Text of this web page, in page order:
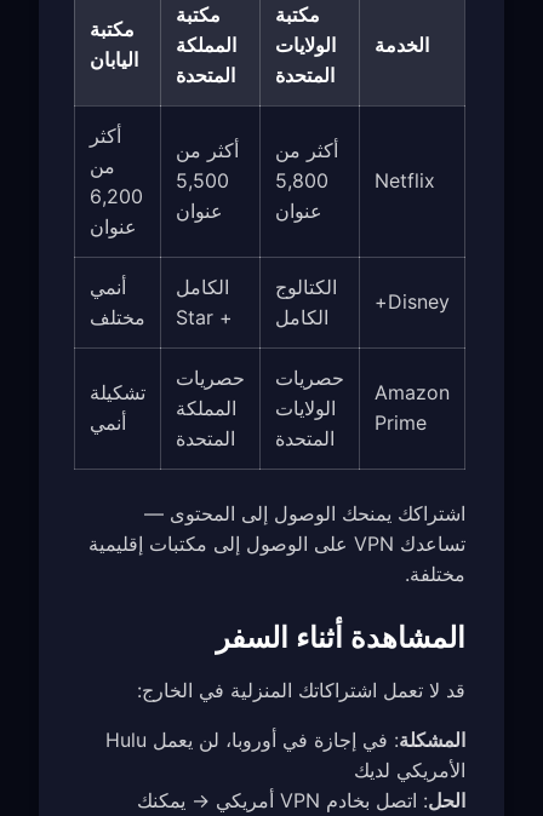
الخدمة
مكتبة
الولايات
المتحدة
مكتبة
المملكة
المتحدة
مكتبة
اليابان
Netflix
أكثر من
5,800
عنوان
أكثر من
5,500
عنوان
أكثر
من
6,200
عنوان
Disney+
الكتالوج
الكامل
الكامل
+ Star
أنمي
مختلف
Amazon
Prime
حصريات
الولايات
المتحدة
حصريات
المملكة
المتحدة
تشكيلة
أنمي
اشتراكك يمنحك الوصول إلى المحتوى —
تساعدك VPN على الوصول إلى مكتبات إقليمية
مختلفة.
المشاهدة أثناء السفر
قد لا تعمل اشتراكاتك المنزلية في الخارج:
المشكلة
: في إجازة في أوروبا، لن يعمل Hulu
الأمريكي لديك
الحل
: اتصل بخادم VPN أمريكي → يمكنك